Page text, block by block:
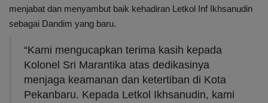
menjabat dan menyambut baik kehadiran Letkol Inf Ikhsanudin
sebagai Dandim yang baru.
“Kami mengucapkan terima kasih kepada
Kolonel Sri Marantika atas dedikasinya
menjaga keamanan dan ketertiban di Kota
Pekanbaru. Kepada Letkol Ikhsanudin, kami